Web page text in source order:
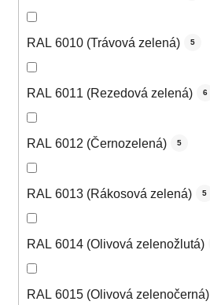
RAL 6010 (Trávová zelená) 5
RAL 6011 (Rezedová zelená) 6
RAL 6012 (Černozelená) 5
RAL 6013 (Rákosová zelená) 5
RAL 6014 (Olivová zelenožlutá)
RAL 6015 (Olivová zelenočerná)